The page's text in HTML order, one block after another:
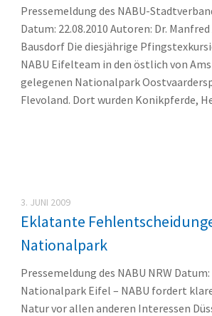
Pressemeldung des NABU-
Datum: 22.08.2010 Autoren: Dr.
Bausdorf Die diesjährige
NABU Eifelteam in den östlich von
gelegenen Nationalpark
Flevoland. Dort wurden Konikpferde,
3. JUNI 2009
Eklatante
Nationalpark
Pressemeldung des NABU NRW Datum:
Nationalpark Eifel – NABU fordert
Natur vor allen anderen Interessen